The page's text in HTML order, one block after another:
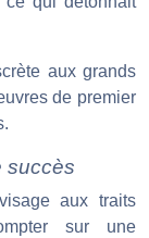
aux grands
de premier
succès
aux traits
sur une